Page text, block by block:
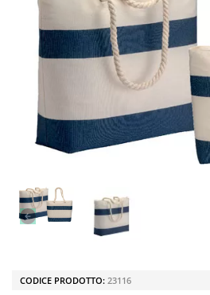
CODICE PRODOTTO: 23116